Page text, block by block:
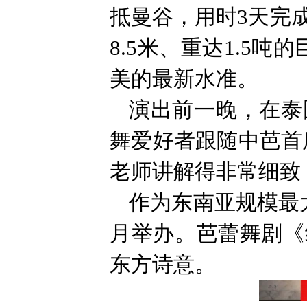
抵曼谷，用时3天完
8.5米、重达1.5吨的
美的最新水准。
演出前一晚，在
舞爱好者跟随中芭
老师讲解得非常细
作为东南亚规模
月举办。芭蕾舞剧
东方诗意。